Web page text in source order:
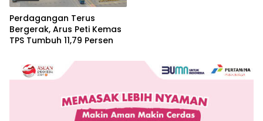
Perdagangan Terus
Bergerak, Arus Peti Kemas
TPS Tumbuh 11,79 Persen